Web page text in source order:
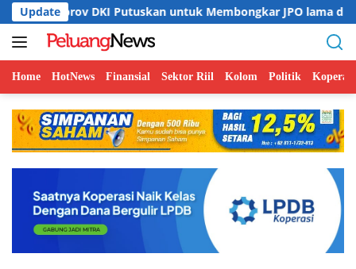
Langsung
ke
konten
Update
DKI Putuskan untuk Membongkar JPO lama di Jalan HR
Home HotNews Finansial Sektor Riil Kolom Politik Koperasi